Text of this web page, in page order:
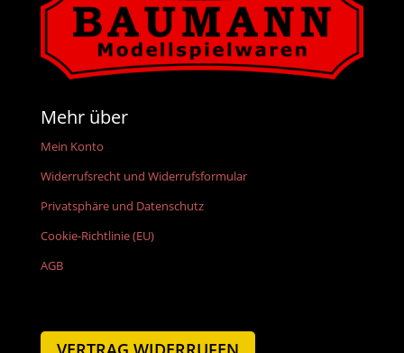
Mehr über
Mein Konto
Widerrufsrecht und Widerrufsformular
Privatsphäre und Datenschutz
Cookie-Richtlinie (EU)
AGB